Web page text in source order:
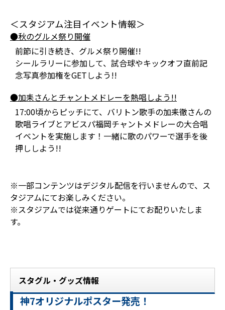
＜スタジアム注目イベント情報＞
●秋のグルメ祭り開催
前節に引き続き、グルメ祭り開催!!
シールラリーに参加して、試合球やキックオフ直前記
念写真参加権をGETしよう!!
●加耒さんとチャントメドレーを熱唱しよう!!
17:00頃からピッチにて、バリトン歌手の加耒徹さんの
歌唱ライブとアビスパ福岡チャントメドレーの大合唱
イベントを実施します！一緒に歌のパワーで選手を後
押ししよう!!
※一部コンテンツはデジタル配信を行いませんので、ス
タジアムにてお楽しみください。
※スタジアムでは従来通りゲートにてお配りいたしま
す。
スタグル・グッズ情報
神7オリジナルポスター発売！